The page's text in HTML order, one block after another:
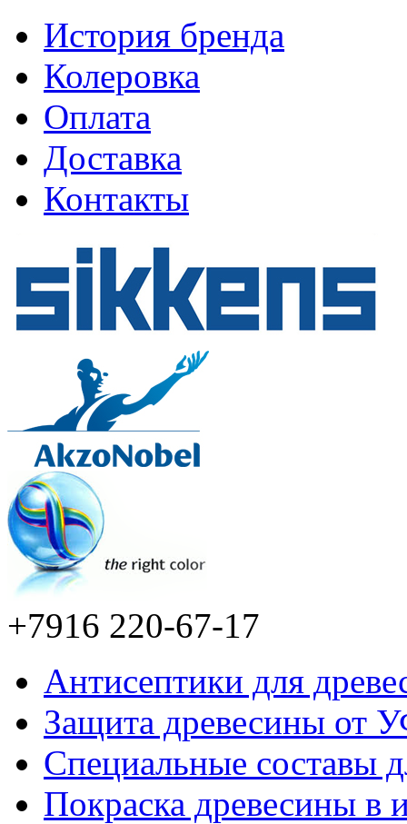
История бренда
Колеровка
Оплата
Доставка
Контакты
+7916 220-67-17
Антисептики для
Защита древесины от
Специальные составы
Покраска древесины в